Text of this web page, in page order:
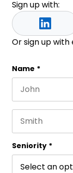
Sign up with:
Or sign up with
Comments
This field is
Name *
Seniority *